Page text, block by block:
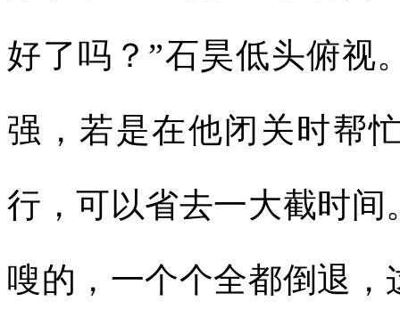
好了吗？”石昊低头俯视
强，若是在他闭关时帮
行，可以省去一大截时
嗖的，一个个全都倒退